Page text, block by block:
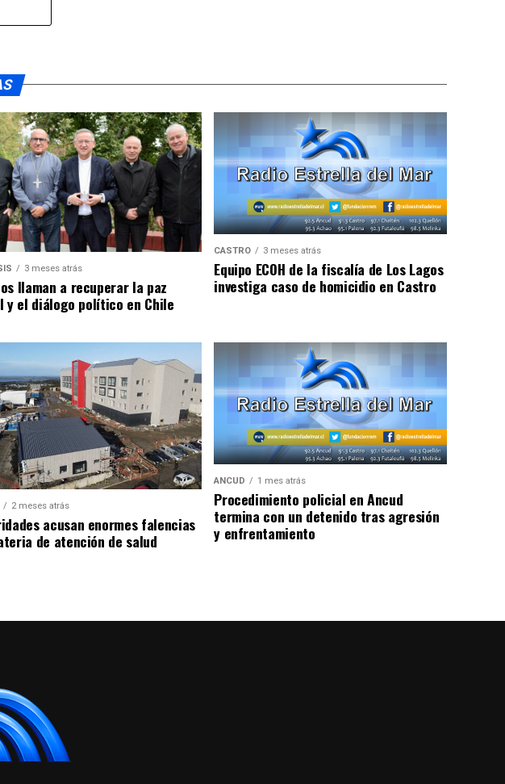
3 meses atrás
llaman a recuperar la paz
y el diálogo político en Chile
CASTRO 3 meses atrás
Equipo ECOH de la fiscalía de Los Lagos
investiga caso de homicidio en Castro
2 meses atrás
acusan enormes falencias
de atención de salud
ANCUD 1 mes atrás
Procedimiento policial en Ancud
termina con un detenido tras agresión
y enfrentamiento